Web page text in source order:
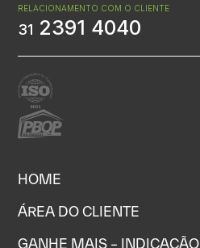
RELACIONAMENTO COM O CLIENTE
31 2391 4040
HOME
ÁREA DO CLIENTE
GANHE MAIS – INDICAÇÃO